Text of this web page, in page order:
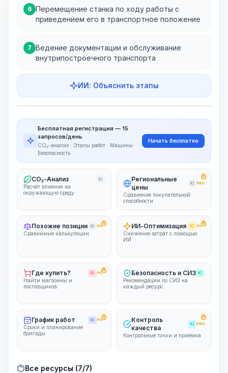
6 Перемещение станка по ходу работы с
приведением его в транспортное положение
7 Ведение документации и обслуживание
внутрипостроечного транспорта
ИИ: Объяснить этапы
Этапы работ
~15-30 Sek.
Бесплатная регистрация — 15
запросов/день
CO₂-анализ · Этапы работ · Машины ·
Безопасность
Начать бесплатно
CO₂-Анализ KI
Расчёт влияния на
окружающую среду
Региональные
цены
KI PRO
Сравнение покупательной
способности
Похожие позиции KI PRO
Сравнимые калькуляции
ИИ-Оптимизация KI PRO
Снижение затрат с помощью
ИИ
Где купить? KI PRO
Найти магазины и
поставщиков
Безопасность и СИЗ KI
Рекомендации по СИЗ на
каждый ресурс
График работ KI PRO
Сроки и планирование
бригады
Контроль
качества
KI PRO
Контрольные точки и приёмка
Все ресурсы (7/7)